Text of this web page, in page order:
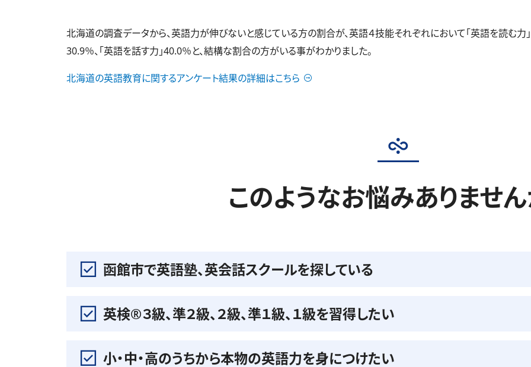
北海道の調査データから、英語力が伸びないと感じている方の割合が、英語４技能それぞれにおいて「英語を読む力」
30.9％、「英語を話す力」40.0％と、結構な割合の方がいる事がわかりました。
北海道の英語教育に関するアンケート結果の詳細はこちら
このようなお悩みありません
函館市で英語塾、英会話スクールを探している
英検®️３級、準２級、２級、準１級、１級を習得したい
小・中・高のうちから本物の英語力を身につけたい